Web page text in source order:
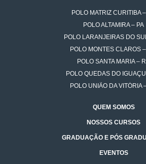
POLO MATRIZ CURITIBA
POLO ALTAMIRA – PA
POLO LARANJEIRAS DO
POLO MONTES CLAROS
POLO SANTA MARIA –
POLO QUEDAS DO
POLO UNIÃO DA VITÓRIA
QUEM SOMOS
NOSSOS CURSOS
GRADUAÇÃO E PÓS
EVENTOS